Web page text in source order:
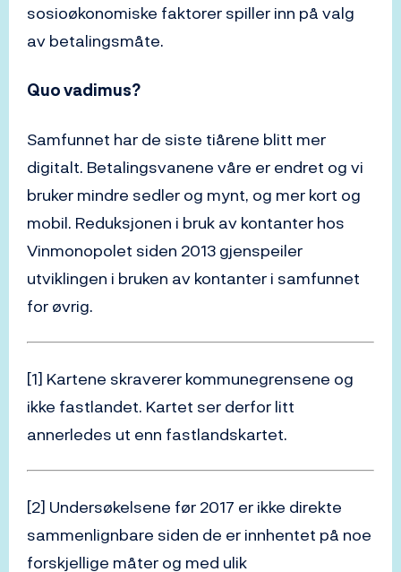
sosioøkonomiske faktorer spiller inn på valg
av betalingsmåte.
Quo vadimus?
Samfunnet har de siste tiårene blitt mer
digitalt. Betalingsvanene våre er endret og vi
bruker mindre sedler og mynt, og mer kort og
mobil. Reduksjonen i bruk av kontanter hos
Vinmonopolet siden 2013 gjenspeiler
utviklingen i bruken av kontanter i samfunnet
for øvrig.
[1] Kartene skraverer kommunegrensene og
ikke fastlandet. Kartet ser derfor litt
annerledes ut enn fastlandskartet.
[2] Undersøkelsene før 2017 er ikke direkte
sammenlignbare siden de er innhentet på noe
forskjellige måter og med ulik